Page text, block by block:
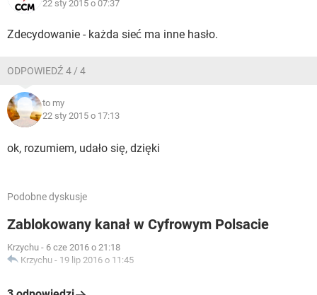
22 sty 2015 o 07:37
Zdecydowanie - każda sieć ma inne hasło.
ODPOWIEDŹ 4 / 4
to my
22 sty 2015 o 17:13
ok, rozumiem, udało się, dzięki
Podobne dyskusje
Zablokowany kanał w Cyfrowym Polsacie
Krzychu - 6 cze 2016 o 21:18
Krzychu - 19 lip 2016 o 11:45